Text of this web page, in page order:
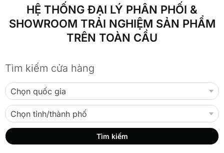
HỆ THỐNG ĐẠI LÝ PHÂN PHỐI &
SHOWROOM TRẢI NGHIỆM SẢN PHẨM
TRÊN TOÀN CẦU
Tìm kiếm cửa hàng